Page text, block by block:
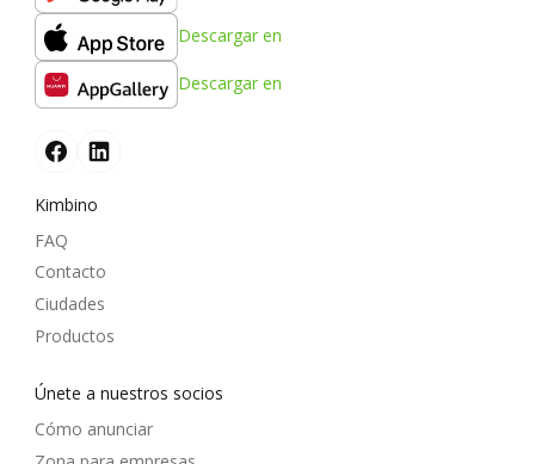
Descargar en
Descargar en
Kimbino
FAQ
Contacto
Ciudades
Productos
Únete a nuestros socios
Cómo anunciar